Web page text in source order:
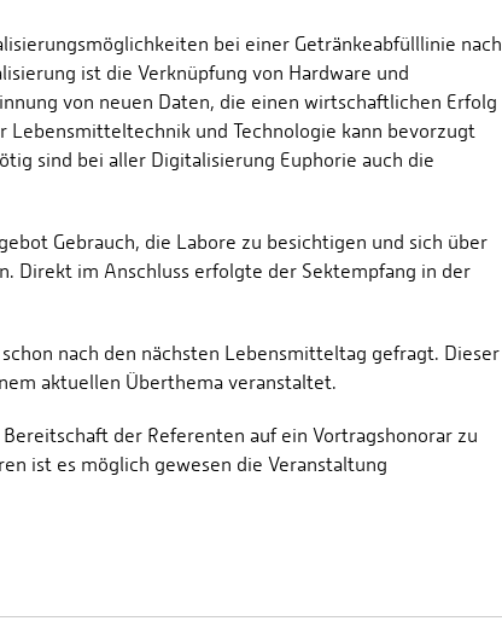
bei einer Getränkeabfülllinie nach
ist die Verknüpfung von Hardware und
von neuen Daten, die einen wirtschaftlichen Erfolg
und Technologie kann bevorzugt
sind bei aller Digitalisierung Euphorie auch die
Gebrauch, die Labore zu besichtigen und sich über
Direkt im Anschluss erfolgte der Sektempfang in der
nach den nächsten Lebensmitteltag gefragt. Dieser
aktuellen Überthema veranstaltet.
der Referenten auf ein Vortragshonorar zu
ist es möglich gewesen die Veranstaltung